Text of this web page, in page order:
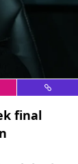
final